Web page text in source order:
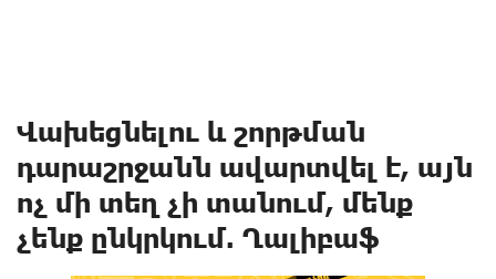
Վախեցնելnւ և շnրթման
դարաշրջանն ավարտվել է, այն
ոչ մի տեղ չի տանում, մենք
չենք ընկրկnւմ. Ղալիբաֆ